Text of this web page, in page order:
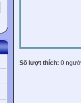
Số lượt thích: 0